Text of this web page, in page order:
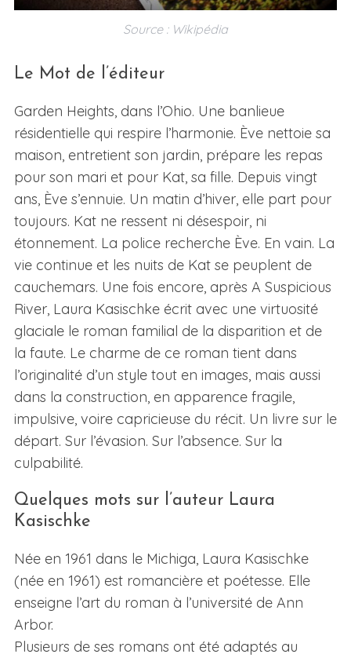
Source : Wikipédia
Le Mot de l’éditeur
Garden Heights, dans l’Ohio. Une banlieue
résidentielle qui respire l’harmonie. Ève nettoie sa
maison, entretient son jardin, prépare les repas
pour son mari et pour Kat, sa fille. Depuis vingt
ans, Ève s’ennuie. Un matin d’hiver, elle part pour
toujours. Kat ne ressent ni désespoir, ni
étonnement. La police recherche Ève. En vain. La
vie continue et les nuits de Kat se peuplent de
cauchemars. Une fois encore, après A Suspicious
River, Laura Kasischke écrit avec une virtuosité
glaciale le roman familial de la disparition et de
la faute. Le charme de ce roman tient dans
l’originalité d’un style tout en images, mais aussi
dans la construction, en apparence fragile,
impulsive, voire capricieuse du récit. Un livre sur le
départ. Sur l’évasion. Sur l’absence. Sur la
culpabilité.
Quelques mots sur l’auteur Laura
Kasischke
Née en 1961 dans le Michiga, Laura Kasischke
(née en 1961) est romancière et poétesse. Elle
enseigne l’art du roman à l’université de Ann
Arbor.
Plusieurs de ses romans ont été adaptés au